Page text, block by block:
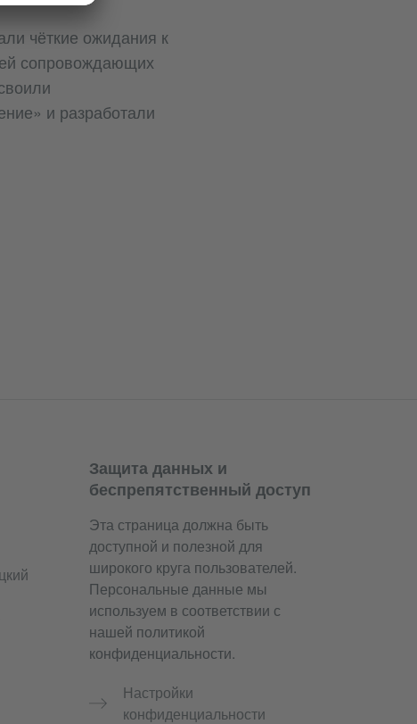
чёткие ожидания к
сопровождающих
и разработали
Защита данных и
беспрепятственный доступ
Эта страница должна быть
доступной и полезной для
широкого круга пользователей.
Персональные данные мы
используем в соответствии с
нашей политикой
конфиденциальности.
Настройки
конфиденциальности